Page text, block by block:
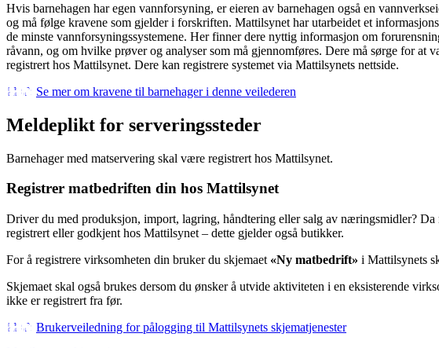
Hvis barnehagen har egen vannforsyning, er eieren av barnehagen også en
og må følge kravene som gjelder i forskriften. Mattilsynet har utarbeidet et
de minste vannforsyningssystemene. Her finner dere nyttig informasjon om
råvann, og om hvilke prøver og analyser som må gjennomføres. Dere må sørge for at
registrert hos Mattilsynet. Dere kan registrere systemet via Mattilsynets nettside.
Se mer om kravene til barnehager i denne veilederen
Meldeplikt for serveringssteder
Barnehager med matservering skal være registrert hos Mattilsynet.
Registrer matbedriften din hos Mattilsynet
Driver du med produksjon, import, lagring, håndtering eller salg av næringsmidler?
registrert eller godkjent hos Mattilsynet – dette gjelder også butikker.
For å registrere virksomheten din bruker du skjemaet «Ny matbedrift» i Mattilsynets
Skjemaet skal også brukes dersom du ønsker å utvide aktiviteten i en eksisterende
ikke er registrert fra før.
Brukerveiledning for pålogging til Mattilsynets skjematjenester